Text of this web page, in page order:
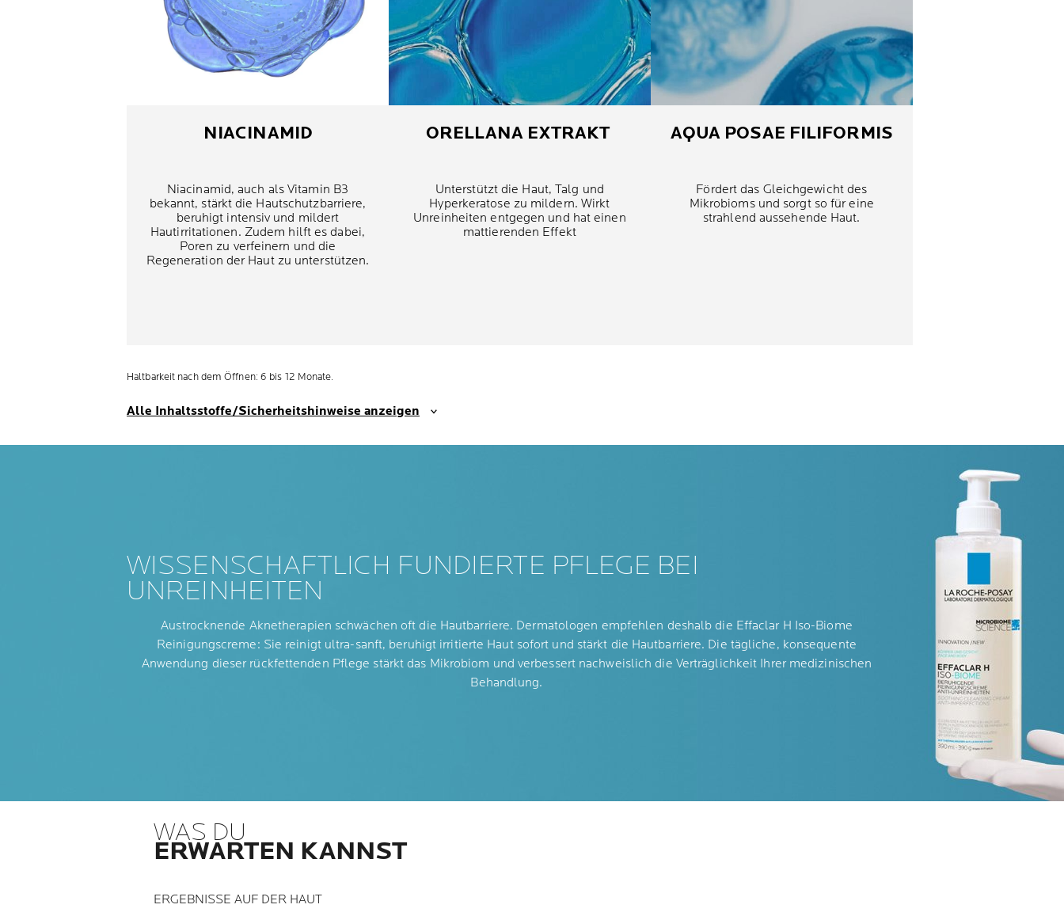
NIACINAMID
Niacinamid, auch als Vitamin B3
bekannt, stärkt die Hautschutzbarriere,
beruhigt intensiv und mildert
Hautirritationen. Zudem hilft es dabei,
Poren zu verfeinern und die
Regeneration der Haut zu unterstützen.
ORELLANA EXTRAKT
Unterstützt die Haut, Talg und
Hyperkeratose zu mildern. Wirkt
Unreinheiten entgegen und hat einen
mattierenden Effekt
AQUA POSAE FILIFORMIS
Fördert das Gleichgewicht des
Mikrobioms und sorgt so für eine
strahlend aussehende Haut.
Haltbarkeit nach dem Öffnen: 6 bis 12 Monate.
Alle Inhaltsstoffe/Sicherheitshinweise anzeigen
WISSENSCHAFTLICH FUNDIERTE PFLEGE BEI
UNREINHEITEN
Austrocknende Aknetherapien schwächen oft die Hautbarriere. Dermatologen empfehlen deshalb die Effaclar H Iso-Biome
Reinigungscreme: Sie reinigt ultra-sanft, beruhigt irritierte Haut sofort und stärkt die Hautbarriere. Die tägliche, konsequente
Anwendung dieser rückfettenden Pflege stärkt das Mikrobiom und verbessert nachweislich die Verträglichkeit Ihrer medizinischen
Behandlung.
WAS DU
ERWARTEN KANNST
ERGEBNISSE AUF DER HAUT